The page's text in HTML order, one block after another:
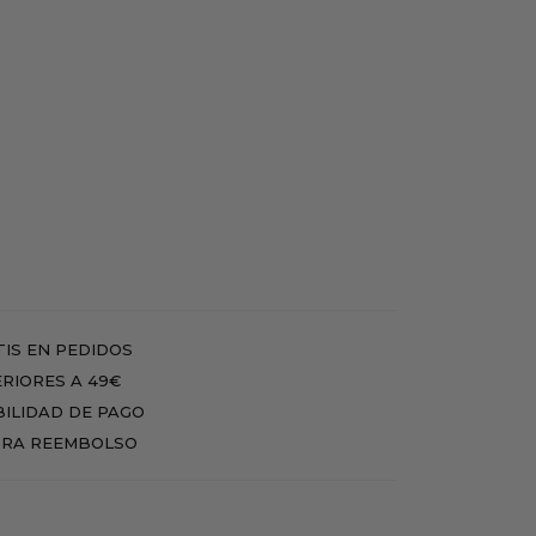
EN PEDIDOS
A 49€
DE PAGO
REEMBOLSO